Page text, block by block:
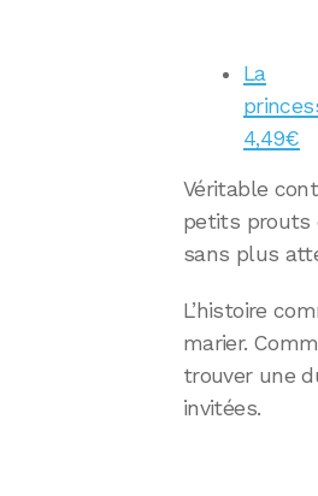
La
4,49€
Véritable
petits prouts
sans plus
L’histoire
marier.
trouver une
invitées.